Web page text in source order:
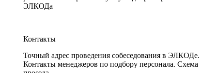
ЭЛКОДа
Контакты
Точный адрес проведения собеседования в ЭЛКОДе.
Контакты менеджеров по подбору персонала. Схема